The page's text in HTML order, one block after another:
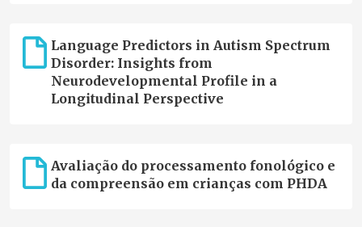
Language Predictors in Autism Spectrum
Disorder: Insights from
Neurodevelopmental Profile in a
Longitudinal Perspective
Avaliação do processamento fonológico e
da compreensão em crianças com PHDA